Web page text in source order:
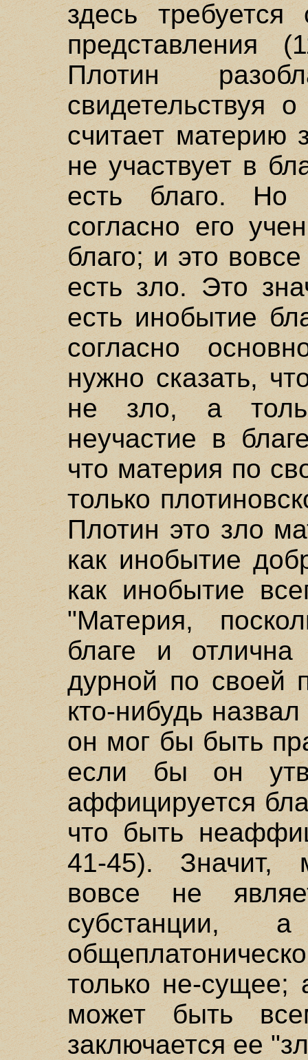
здесь
представления
Плотин
свидетельствуя
считает материю
не участвует в
есть благо.
согласно его
благо; и это
есть зло. Это
есть инобытие
согласно
нужно сказать,
не зло, а
неучастие в
что материя по
только
Плотин это зло
как инобытие
как инобытие
"Материя,
благе и
дурной по своей
кто-нибудь
он мог бы быть
если бы он
аффицируется
что быть
41-45). Значит,
вовсе не
только не-сущее;
может быть
заключается ее